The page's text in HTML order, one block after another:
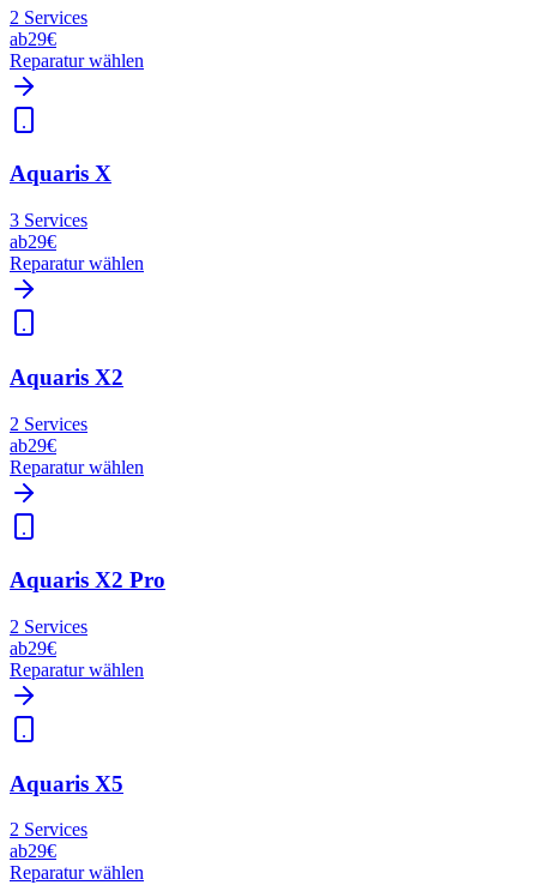
2 Services
ab29€
Reparatur wählen
Aquaris X
3 Services
ab29€
Reparatur wählen
Aquaris X2
2 Services
ab29€
Reparatur wählen
Aquaris X2 Pro
2 Services
ab29€
Reparatur wählen
Aquaris X5
2 Services
ab29€
Reparatur wählen